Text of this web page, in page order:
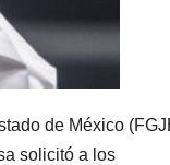
de México
solicitó a los